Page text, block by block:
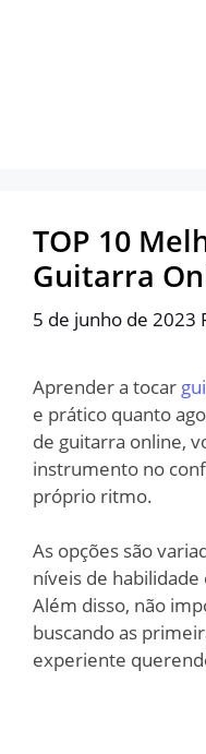
TOP 10
Guitarra
5 de junho de 2023
Aprender a tocar
e prático quanto
de guitarra online,
instrumento no
próprio ritmo.
As opções são
níveis de
Além disso, não
buscando as
experiente